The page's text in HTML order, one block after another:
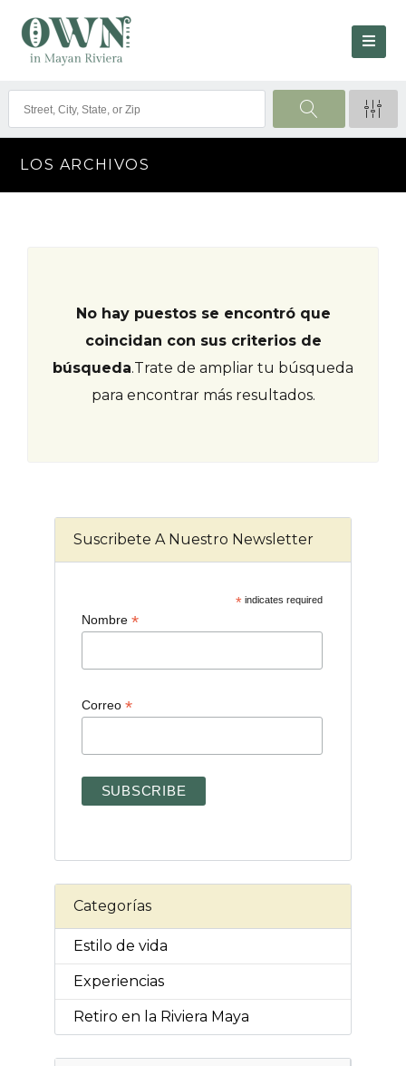
LOS ARCHIVOS
No hay puestos se encontró que
coincidan con sus criterios de
búsqueda.Trate de ampliar tu búsqueda
para encontrar más resultados.
Suscribete A Nuestro Newsletter
*indicates required
Nombre *
Correo *
Categorías
Estilo de vida
Experiencias
Retiro en la Riviera Maya